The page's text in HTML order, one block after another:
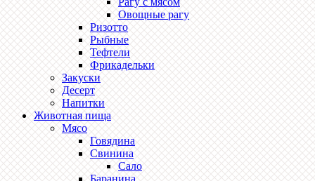
Овощные рагу
Ризотто
Рыбные
Тефтели
Фрикадельки
Закуски
Десерт
Напитки
Животная пища
Мясо
Говядина
Свинина
Сало
Баранина